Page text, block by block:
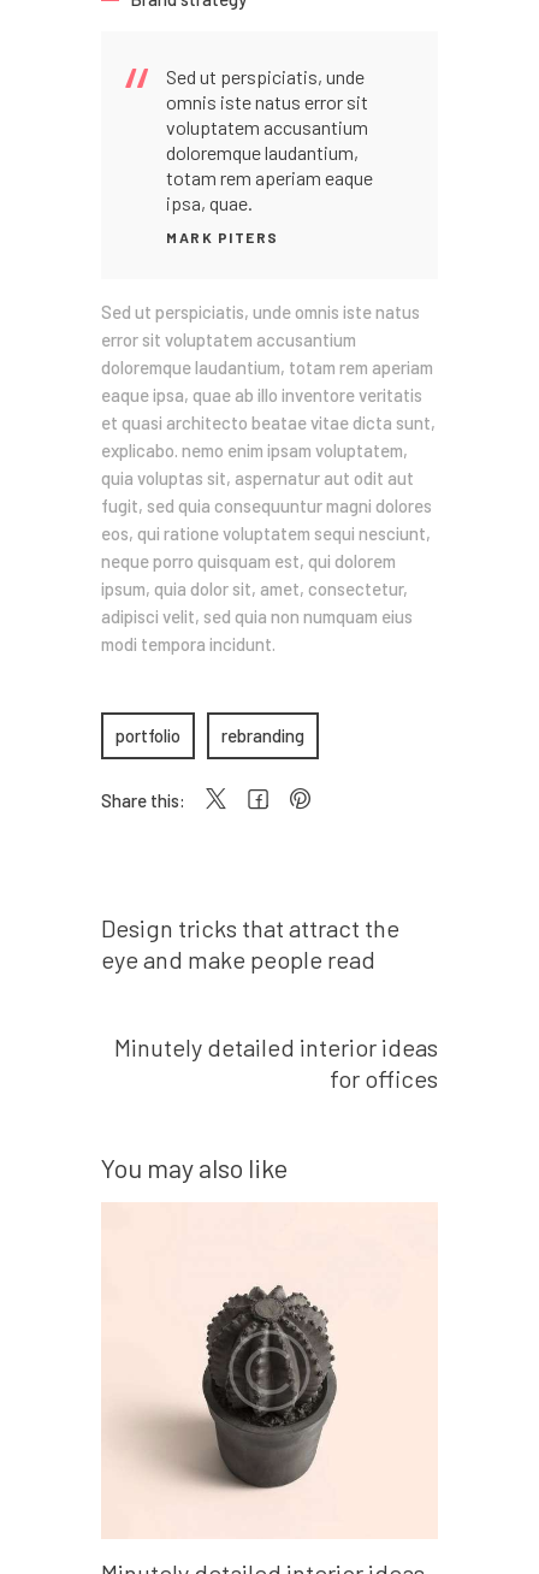
Sed ut perspiciatis, unde
omnis iste natus error sit
voluptatem accusantium
doloremque laudantium,
totam rem aperiam eaque
ipsa, quae.
MARK PITERS
Sed ut perspiciatis, unde omnis iste natus
error sit voluptatem accusantium
doloremque laudantium, totam rem aperiam
eaque ipsa, quae ab illo inventore veritatis
et quasi architecto beatae vitae dicta sunt,
explicabo. nemo enim ipsam voluptatem,
quia voluptas sit, aspernatur aut odit aut
fugit, sed quia consequuntur magni dolores
eos, qui ratione voluptatem sequi nesciunt,
neque porro quisquam est, qui dolorem
ipsum, quia dolor sit, amet, consectetur,
adipisci velit, sed quia non numquam eius
modi tempora incidunt.
portfolio rebranding
Share this:
Design tricks that attract the
eye and make people read
Minutely detailed interior ideas
for offices
You may also like